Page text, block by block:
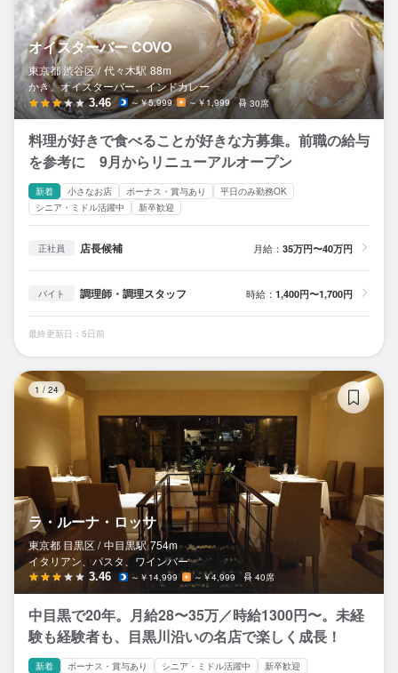
オイスターバー COVO
東京都 渋谷区 / 代々木駅 88m
かき、オイスターバー、インドカレー
3.46 ～￥5,999 ～￥1,999 30席
料理が好きで食べることが好きな方募集。前職の給与
を参考に 9月からリニューアルオープン
新着 小さなお店 ボーナス・賞与あり
平日のみ勤務OK
シニア・ミドル活躍中
新卒歓迎
正社員 店長候補 月給： 35万円〜40万円
バイト 調理師・調理スタッフ 時給： 1,400円〜1,700円
最終更新日：5日前
1 / 24
ラ・ルーナ・ロッサ
東京都 目黒区 / 中目黒駅 754m
イタリアン、パスタ、ワインバー
3.46 ～￥14,999 ～￥4,999 40席
中目黒で20年。月給28〜35万／時給1300円〜。未経
験も経験者も、目黒川沿いの名店で楽しく成長！
新着 ボーナス・賞与あり シニア・ミドル活躍中 新卒歓迎